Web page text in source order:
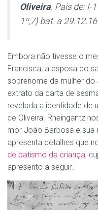
Oliveira. Pais de: I-
1º,7) bat. a
Embora não tivesse o
Francisca, a esposa do
sobrenome da mulher
extrato da carta de
revelada a identidade de
de Oliveira. Rheingantz
mor João Barbosa e sua
apresenta detalhes que
de batismo da criança,
apresento a seguir.